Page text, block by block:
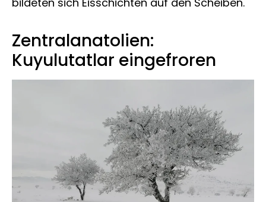
Zentralanatolien:
Kuyulutatlar eingefroren